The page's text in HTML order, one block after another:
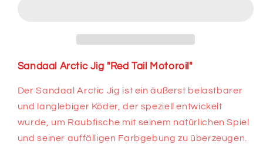
Sandaal Arctic Jig "Red Tail Motoroil"
Der Sandaal Arctic Jig ist ein äußerst belastbarer
und langlebiger Köder, der speziell entwickelt
wurde, um Raubfische mit seinem natürlichen Spiel
und seiner auffälligen Farbgebung zu überzeugen.